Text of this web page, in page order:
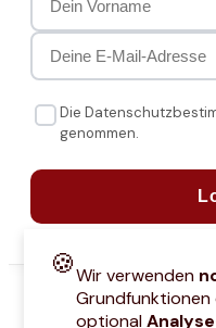
Die
genommen.
🍪Wir verwenden
Grundfunktionen
optional